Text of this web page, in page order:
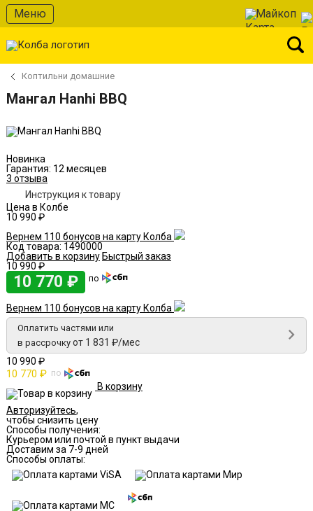
Меню Майкоп
Коптильни домашние
Мангал Hanhi BBQ
Новинка
Гарантия: 12 месяцев
3 отзыва
Инструкция к товару
Цена в Колбе
10 990 ₽
Вернем 110 бонусов на карту Колба
Код товара: 1490000
В избранное
Добавить в корзину Быстрый заказ
10 990 ₽
10 770 ₽ по
Вернем 110 бонусов на карту Колба
Оплатить частями или
в рассрочку от 1 831 ₽/мес
10 990 ₽
10 770 ₽ по
В корзину
Авторизуйтесь,
чтобы снизить цену
Способы получения:
Курьером или почтой в пункт выдачи
Доставим за 7-9 дней
Способы оплаты: